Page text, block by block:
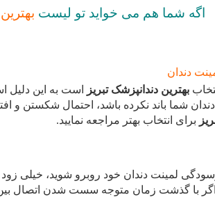
اگه شما هم می خواید تو لیست
دندان
بهترین دندانپزشک تبریز
است به این دلیل
شما باند نکرده باشد، احتمال شکستن و
برای انتخاب بهتر مراجعه نمایید.
با گذشت زمان متوجه سست شدن اتصال بین